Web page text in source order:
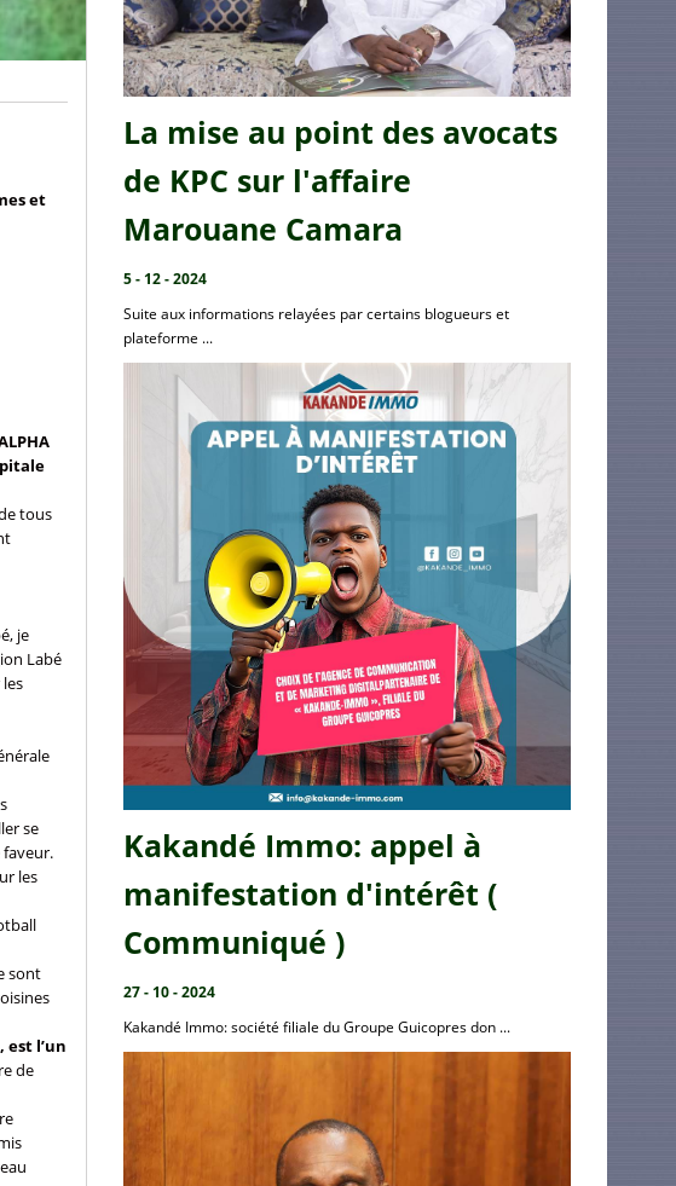
et
tous
je
Labé
se
les
sont
l’un
de
La mise au point des avocats
de KPC sur l'affaire
Marouane Camara
5 - 12 - 2024
Suite aux informations relayées par certains blogueurs et
plateforme ...
Kakandé Immo: appel à
manifestation d'intérêt (
Communiqué )
27 - 10 - 2024
Kakandé Immo: société filiale du Groupe Guicopres don ...